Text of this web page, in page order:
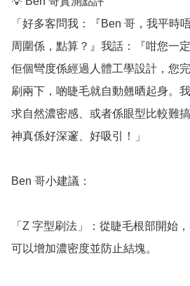
「好多客問我：『Ben 哥，我平時
周圍係，點算？』我話：『咁您一
佢個彎度係經過人體工學設計，您
刷兩下，啲睫毛就自動翹晒起身。
求自然濃密感、或者係眼型比較難
神真係好深邃、好吸引！」
Ben 哥小建議：
「Z 字型刷法」：從睫毛根部開始
可以增加濃密度並防止結塊。